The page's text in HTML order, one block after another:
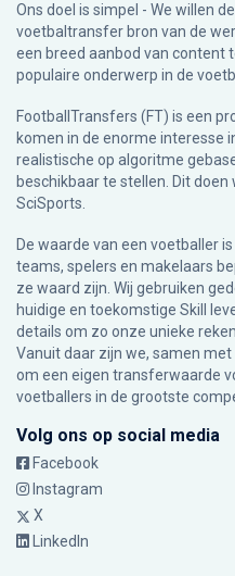
Ons doel is simpel - We willen
voetbaltransfer bron van de
een breed aanbod van content
populaire onderwerp in de
FootballTransfers (FT) is een
komen in de enorme interesse
realistische op algoritme
beschikbaar te stellen. Dit
SciSports
De waarde van een voetballer
teams, spelers en makelaars
ze waard zijn. Wij gebruiken
huidige en toekomstige Skill
details om zo onze unieke
Vanuit daar zijn we, samen
om een eigen transferwaarde
voetballers in de grootste
Volg ons op social media
Facebook
Instagram
X
LinkedIn